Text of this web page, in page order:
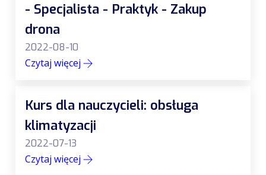
- Specjalista - Praktyk - Zakup
drona
2022-08-10
Czytaj więcej
Kurs dla nauczycieli: obsługa
klimatyzacji
2022-07-13
Czytaj więcej